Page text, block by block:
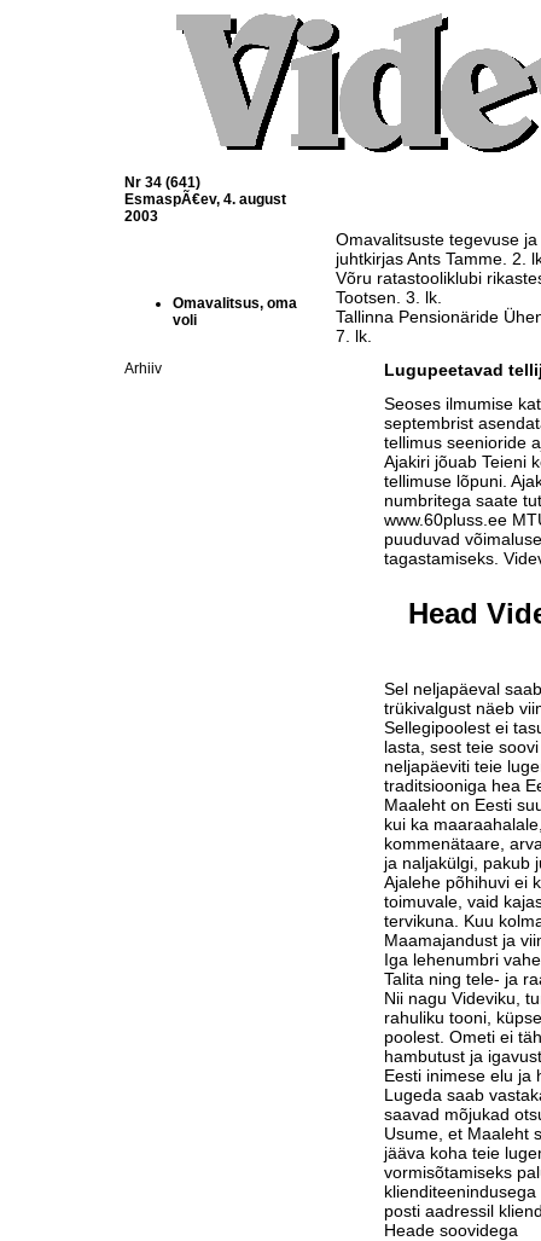
Nr 34 (641)
EsmaspÃ€ev, 4. august
2003
Omavalitsus, oma
voli
Arhiiv
Omavalitsuste tegevuse
juhtkirjas Ants Tamme. 2.
Võru ratastooliklubi
Tootsen. 3. lk.
Tallinna Pensionäride
7. lk.
Lugupeetavad
Seoses ilmumise
septembrist
tellimus seenioride
Ajakiri jõuab Teieni
tellimuse lõpuni.
numbritega saate
www.60pluss.ee
puuduvad
tagastamiseks.
Head
Sel neljapäeval
trükivalgust näeb
Sellegipoolest ei
lasta, sest teie
neljapäeviti teie
traditsiooniga hea
Maaleht on Eesti
kui ka
kommenätaare,
ja naljakülgi, pakub
Ajalehe põhihuvi ei
toimuvale, vaid
tervikuna. Kuu
Maamajandust ja
Iga lehenumbri
Talita ning tele- ja
Nii nagu Videviku,
rahuliku tooni,
poolest. Ometi ei
hambutust ja
Eesti inimese elu ja
Lugeda saab
saavad mõjukad
Usume, et Maaleht
jääva koha teie
vormisõtamiseks
posti aadressil
Heade soovidega